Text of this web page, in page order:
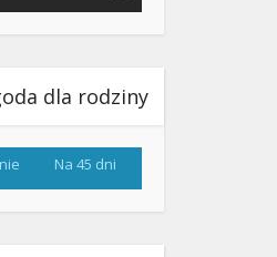
dla rodziny
Na 45 dni